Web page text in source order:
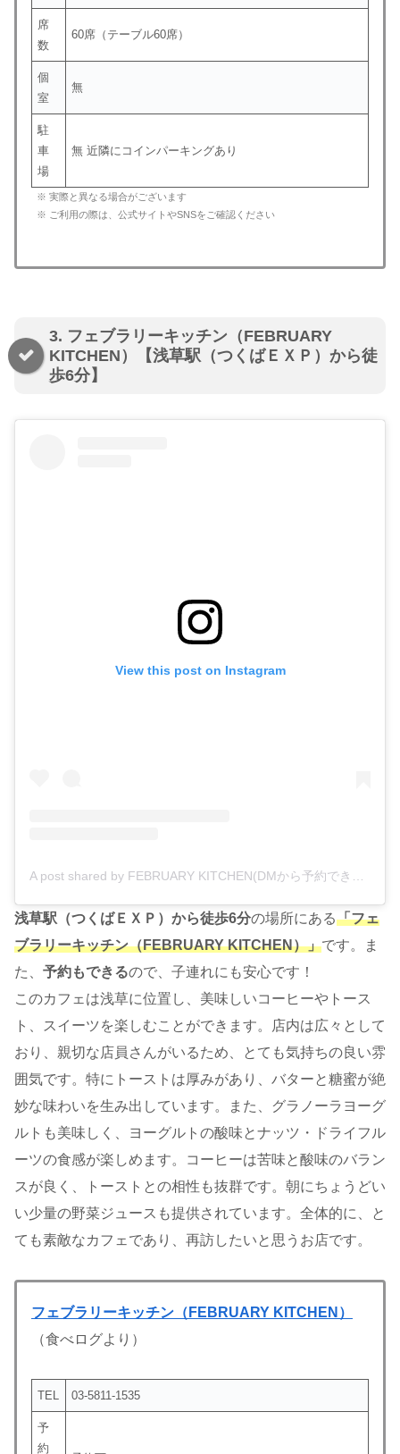
席
数
60席（テーブル60席）
個
室
無
駐
車
場
無 近隣にコインパーキングあり
※ 実際と異なる場合がございます
※ ご利用の際は、公式サイトやSNSをご確認ください
3. フェブラリーキッチン（FEBRUARY
KITCHEN）【浅草駅（つくばＥＸＰ）から徒
歩6分】
View this post on Instagram
浅草駅（つくばＥＸＰ）から徒歩6分の場所にある「フェ
ブラリーキッチン（FEBRUARY KITCHEN）」です。ま
た、 予約もできるので、子連れにも安心です！
このカフェは浅草に位置し、美味しいコーヒーやトース
ト、スイーツを楽しむことができます。店内は広々として
おり、親切な店員さんがいるため、とても気持ちの良い雰
囲気です。特にトーストは厚みがあり、バターと糖蜜が絶
妙な味わいを生み出しています。また、グラノーラヨーグ
ルトも美味しく、ヨーグルトの酸味とナッツ・ドライフル
ーツの食感が楽しめます。コーヒーは苦味と酸味のバラン
スが良く、トーストとの相性も抜群です。朝にちょうどい
い少量の野菜ジュースも提供されています。全体的に、と
ても素敵なカフェであり、再訪したいと思うお店です。
フェブラリーキッチン（FEBRUARY KITCHEN）
（食べログより）
TEL 03-5811-1535
予
約